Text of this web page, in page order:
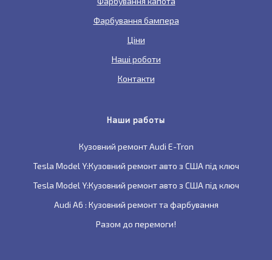
Фарбування бампера
Ціни
Наші роботи
Контакти
Наши работы
Кузовний ремонт Audi E-Tron
Tesla Model Y:Кузовний ремонт авто з США під ключ
Tesla Model Y:Кузовний ремонт авто з США під ключ
Audi A6 : Кузовний ремонт та фарбування
Разом до перемоги!